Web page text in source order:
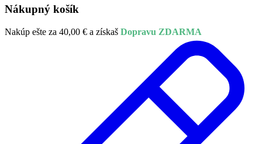
Nákupný košík
Nakúp ešte za 40,00 € a získaš Dopravu ZDARMA